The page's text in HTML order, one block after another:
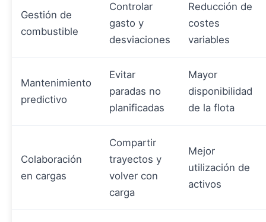
Gestión de
combustible
Controlar
gasto y
desviaciones
Reducción de
costes
variables
Mantenimiento
predictivo
Evitar
paradas no
planificadas
Mayor
disponibilidad
de la flota
Colaboración
en cargas
Compartir
trayectos y
volver con
carga
Mejor
utilización de
activos